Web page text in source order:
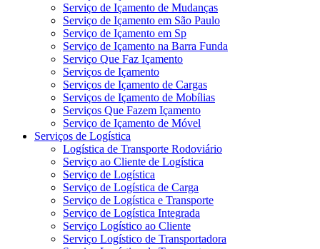
Serviço de Içamento de Mudanças
Serviço de Içamento em São Paulo
Serviço de Içamento em Sp
Serviço de Içamento na Barra Funda
Serviço Que Faz Içamento
Serviços de Içamento
Serviços de Içamento de Cargas
Serviços de Içamento de Mobílias
Serviços Que Fazem Içamento
Serviço de Içamento de Móvel
Serviços de Logística
Logística de Transporte Rodoviário
Serviço ao Cliente de Logística
Serviço de Logística
Serviço de Logística de Carga
Serviço de Logística e Transporte
Serviço de Logística Integrada
Serviço Logístico ao Cliente
Serviço Logístico de Transportadora